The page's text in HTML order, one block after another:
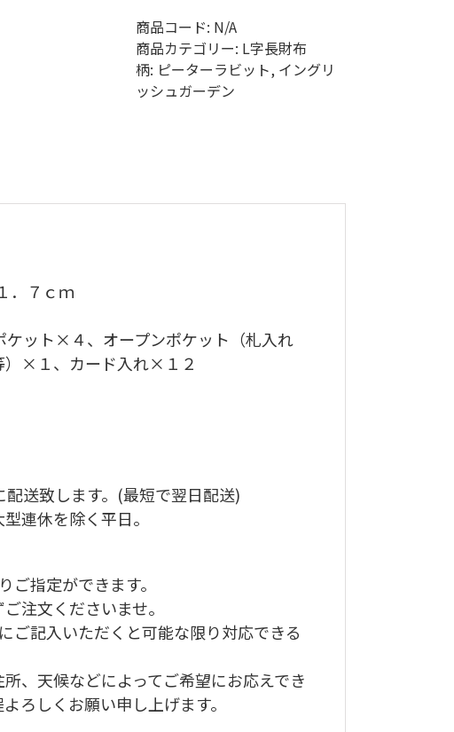
商品コード: N/A
商品カテゴリー: L字長財布
柄: ピーターラビット, イングリ
ッシュガーデン
．７ｃｍ
ット×４、オープンポケット（札入れ
）×１、カード入れ×１２
送致します。(最短で翌日配送)
連休を除く平日。
指定ができます。
注文くださいませ。
ご記入いただくと可能な限り対応できる
、天候などによってご希望にお応えでき
ろしくお願い申し上げます。